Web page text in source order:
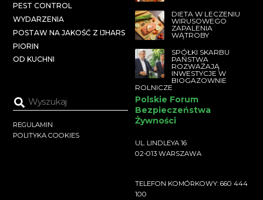
PEST CONTROL
WYDARZENIA
POSTAW NA JAKOŚĆ Z IJHARS
PIORIN
OD KUCHNI
DIETA W LECZENIU
WIRUSOWEGO
ZAPALENIA
WĄTROBY
SPÓŁKI SKARBU
PAŃSTWA
ROZWAŻAJĄ
INWESTYCJE W
BIOGAZOWNIE
ROLNICZE
REGULAMIN
POLITYKA COOKIES
Polskie Forum
Bezpieczeństwa
Żywności
UL. LINDLEYA 16
02-013 WARSZAWA
TELEFON KOMÓRKOWY: 660 444
100